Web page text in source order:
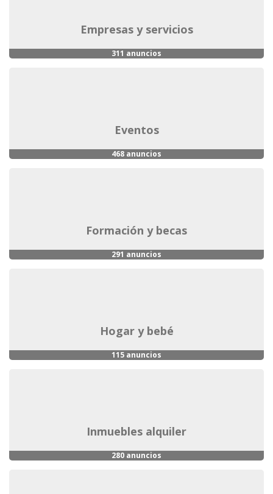
empresas y servicios
311 anuncios
eventos
468 anuncios
formación y becas
291 anuncios
hogar y bebé
115 anuncios
inmuebles alquiler
280 anuncios